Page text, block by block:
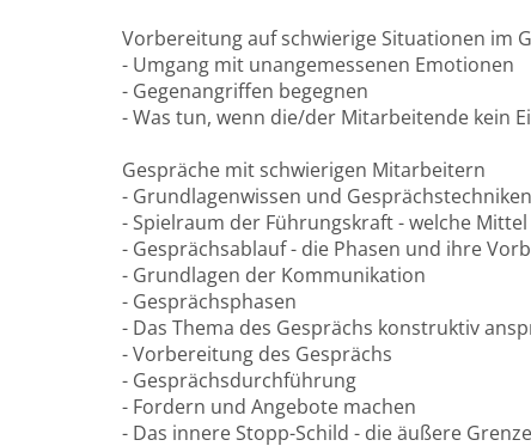
Vorbereitung auf schwierige Situationen im
- Umgang mit unangemessenen Emotionen
- Gegenangriffen begegnen
- Was tun, wenn die/der Mitarbeitende kein
Gespräche mit schwierigen Mitarbeitern
- Grundlagenwissen und Gesprächstechniken
- Spielraum der Führungskraft - welche Mittel
- Gesprächsablauf - die Phasen und ihre
- Grundlagen der Kommunikation
- Gesprächsphasen
- Das Thema des Gesprächs konstruktiv
- Vorbereitung des Gesprächs
- Gesprächsdurchführung
- Fordern und Angebote machen
- Das innere Stopp-Schild - die äußere Grenze